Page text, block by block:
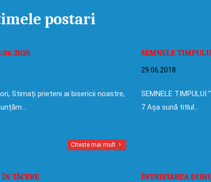
postari
Stimați prieteni ai bisericii noastre,
Citeste mai mult
SEMNELE
29.06.2018
SEMNELE TIMPULUI
7 Așa sună titlul…
TĂCERE ÎNTRISTAREA